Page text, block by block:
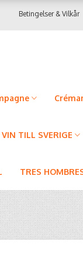
Betingelser & Vilkår
VIN TILL SVERIGE
TRES